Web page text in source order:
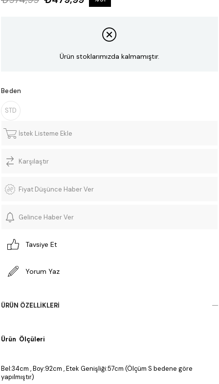
Ürün stoklarımızda kalmamıştır.
Beden
STD
İstek Listeme Ekle
Karşılaştır
Fiyat Düşünce Haber Ver
Gelince Haber Ver
Tavsiye Et
Yorum Yaz
ÜRÜN ÖZELLIKLERI
Ürün Ölçüleri
Bel:34cm , Boy:92cm , Etek Genişliği:57cm (Ölçüm S bedene göre
yapılmıştır)